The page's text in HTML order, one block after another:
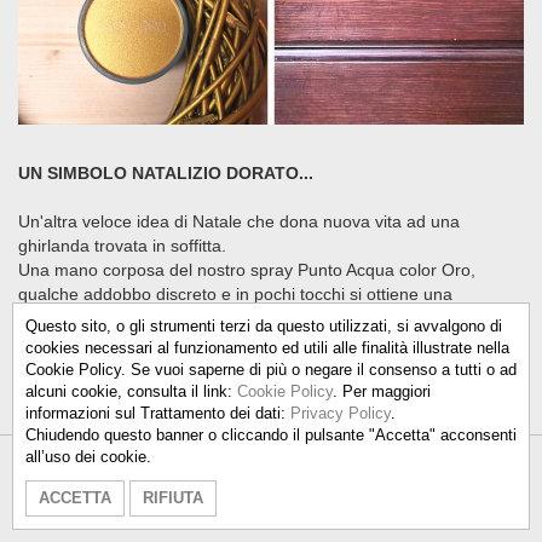
UN SIMBOLO NATALIZIO DORATO...
Un'altra veloce idea di Natale che dona nuova vita ad una
ghirlanda trovata in soffitta.
Una mano corposa del nostro spray Punto Acqua color Oro,
qualche addobbo discreto e in pochi tocchi si ottiene una
ghirlanda come nuova, perfetta da appendere alla porta di casa.
Talken Color S.r.l.
Questo sito, o gli strumenti terzi da questo utilizzati, si avvalgono di
cookies necessari al funzionamento ed utili alle finalità illustrate nella
Cookie Policy. Se vuoi saperne di più o negare il consenso a tutti o ad
alcuni cookie, consulta il link: Cookie Policy. Per maggiori
informazioni sul Trattamento dei dati: Privacy Policy.
Chiudendo questo banner o cliccando il pulsante "Accetta" acconsenti
all’uso dei cookie.
ACCETTA RIFIUTA